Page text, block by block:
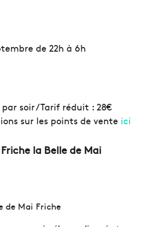
de 22h à 6h
soir / Tarif réduit : 28€
sur les points de vente ici
la Belle de Mai
de Mai Friche